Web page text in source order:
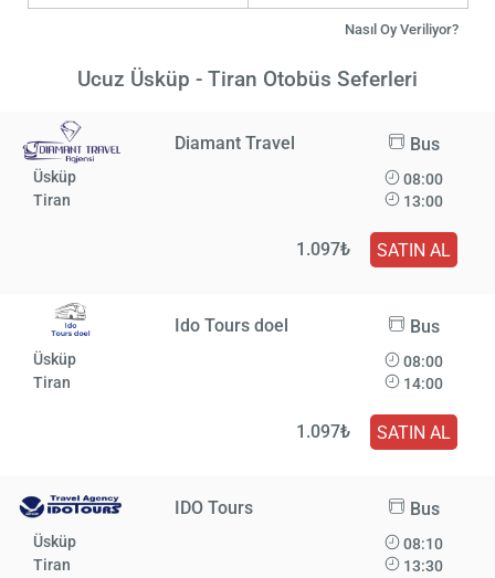
Nasıl Oy Veriliyor?
Ucuz Üsküp - Tiran Otobüs Seferleri
Diamant Travel Bus
Üsküp
Tiran
08:00
13:00
1.097₺ SATIN AL
Ido Tours doel Bus
Üsküp
Tiran
08:00
14:00
1.097₺ SATIN AL
IDO Tours Bus
Üsküp
Tiran
08:10
13:30